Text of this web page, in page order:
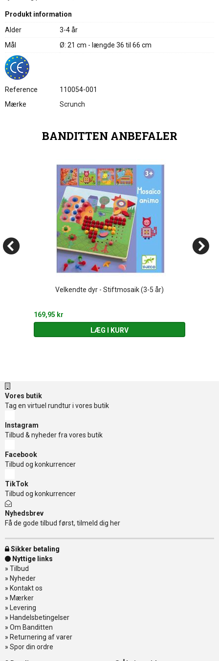
Produkt information
Alder
3-4 år
Mål
Ø: 21 cm - længde 36 til 66 cm
Reference
110054-001
Mærke
Scrunch
BANDITTEN ANBEFALER
Velkendte dyr - Stiftmosaik (3-5 år)
169,95 kr
LÆG I KURV
Vores butik
Tag en virtuel rundtur i vores butik
Instagram
Tilbud & nyheder fra vores butik
Facebook
Tilbud og konkurrencer
TikTok
Tilbud og konkurrencer
Nyhedsbrev
Få de gode tilbud først, tilmeld dig her
Sikker betaling
Nyttige links
» Tilbud
» Nyheder
» Kontakt os
» Mærker
» Levering
» Handelsbetingelser
» Om Banditten
» Returnering af varer
» Spor din ordre